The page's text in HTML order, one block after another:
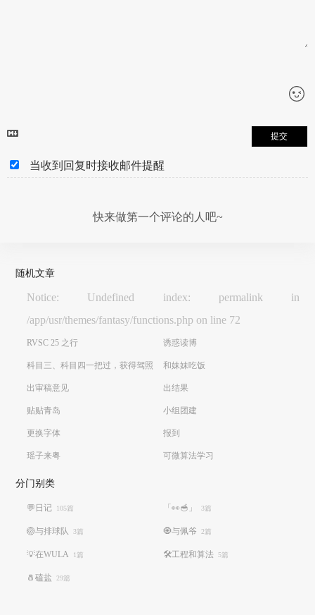
提交
当收到回复时接收邮件提醒
快来做第一个评论的人吧~
随机文章
Notice: Undefined index: permalink in
/app/usr/themes/fantasy/functions.php on line 72
RVSC 25 之行 诱惑读博
科目三、科目四一把过，获得驾照 和妹妹吃饭
出审稿意见 出结果
贴贴青岛 小组团建
更换字体 报到
瑶子来粤 可微算法学习
分门别类
💬日记 105篇 「👀🥣」 3篇
🏐️与排球队 3篇 🧿与佩爷 2篇
💡在WULA 1篇 🛠️工程和算法 5篇
🧂磕盐 29篇